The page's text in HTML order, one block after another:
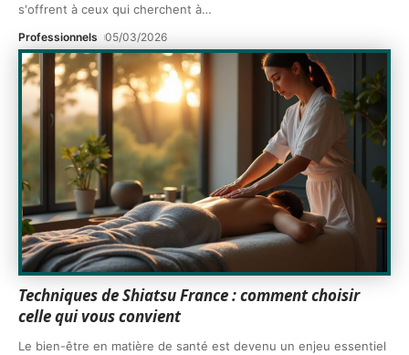
s'offrent à ceux qui cherchent à…
Professionnels 05/03/2026
Techniques de Shiatsu France : comment choisir
celle qui vous convient
Le bien-être en matière de santé est devenu un enjeu essentiel